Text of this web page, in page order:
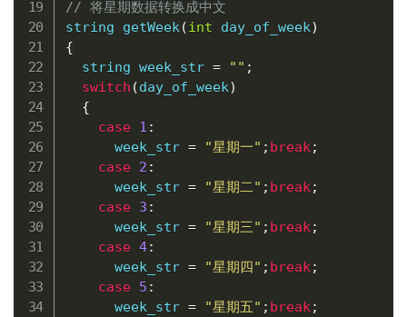
// 将星期数据转换成中文
string getWeek (int day_of_week)
{
  string week_str
= "" ;
switch (day_of_week)
{
case 1 :
      week_str
= "星期一" ; break ;
case 2 :
      week_str
= "星期二" ; break ;
case 3 :
      week_str
= "星期三" ; break ;
case 4:
      week_str
= "星期四" ; break ;
case 5 :
      week_str
= "星期五" ; break ;